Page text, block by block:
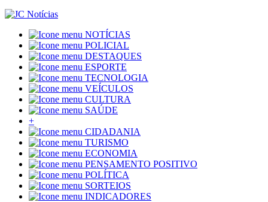
NOTÍCIAS
POLICIAL
DESTAQUES
ESPORTE
TECNOLOGIA
VEÍCULOS
CULTURA
SAÚDE
+
CIDADANIA
TURISMO
ECONOMIA
PENSAMENTO POSITIVO
POLÍTICA
SORTEIOS
INDICADORES